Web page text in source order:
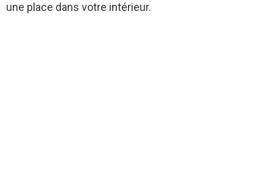
une place dans votre intérieur.